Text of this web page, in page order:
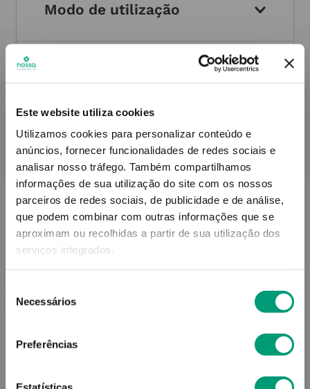
Este website utiliza cookies
Utilizamos cookies para personalizar conteúdo e
anúncios, fornecer funcionalidades de redes sociais e
analisar nosso tráfego. Também compartilhamos
informações de sua utilização do site com os nossos
parceiros de redes sociais, de publicidade e de análise,
que podem combinar com outras informações que se
aproximam ou recolhidas a partir de sua utilização dos
serviços integrados.
Necessários
Preferências
Modo de utilização
PODERÁ TAMBÉM GOSTAR